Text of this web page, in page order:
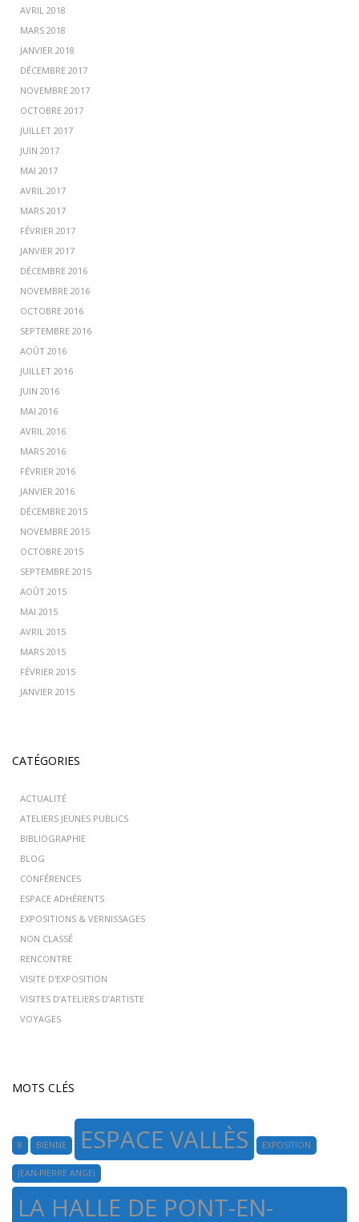
AVRIL 2018
MARS 2018
JANVIER 2018
DÉCEMBRE 2017
NOVEMBRE 2017
OCTOBRE 2017
JUILLET 2017
JUIN 2017
MAI 2017
AVRIL 2017
MARS 2017
FÉVRIER 2017
JANVIER 2017
DÉCEMBRE 2016
NOVEMBRE 2016
OCTOBRE 2016
SEPTEMBRE 2016
AOÛT 2016
JUILLET 2016
JUIN 2016
MAI 2016
AVRIL 2016
MARS 2016
FÉVRIER 2016
JANVIER 2016
DÉCEMBRE 2015
NOVEMBRE 2015
OCTOBRE 2015
SEPTEMBRE 2015
AOÛT 2015
MAI 2015
AVRIL 2015
MARS 2015
FÉVRIER 2015
JANVIER 2015
CATÉGORIES
ACTUALITÉ
ATELIERS JEUNES PUBLICS
BIBLIOGRAPHIE
BLOG
CONFÉRENCES
ESPACE ADHÉRENTS
EXPOSITIONS & VERNISSAGES
NON CLASSÉ
RENCONTRE
VISITE D'EXPOSITION
VISITES D’ATELIERS D’ARTISTE
VOYAGES
MOTS CLÉS
8 BIENNE ESPACE VALLÈS EXPOSITION
JEAN-PIERRE ANGEI
LA HALLE DE PONT-EN-